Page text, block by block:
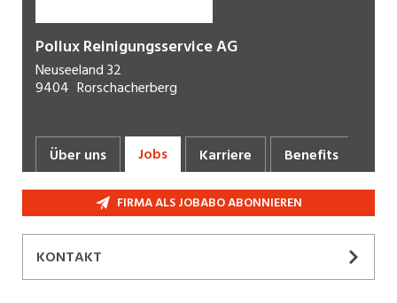
Pollux Reinigungsservice AG
Neuseeland 32
9404 Rorschacherberg
Über uns Jobs Karriere Benefits
FIRMA ALS JOBABO ABONNIEREN
KONTAKT